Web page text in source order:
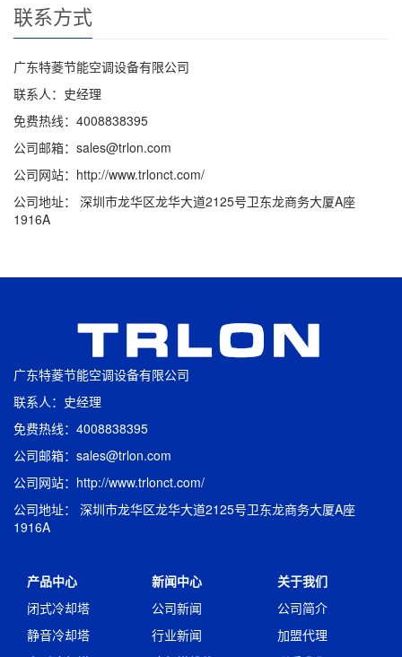
联系方式
广东特菱节能空调设备有限公司
联系人：史经理
免费热线：4008838395
公司邮箱：sales@trlon.com
公司网站：http://www.trlonct.com/
公司地址： 深圳市龙华区龙华大道2125号卫东龙商务大厦A座
1916A
广东特菱节能空调设备有限公司
联系人：史经理
免费热线：4008838395
公司邮箱：sales@trlon.com
公司网站：http://www.trlonct.com/
公司地址： 深圳市龙华区龙华大道2125号卫东龙商务大厦A座
1916A
产品中心
闭式冷却塔
静音冷却塔
新闻中心
公司新闻
行业新闻
关于我们
公司简介
加盟代理